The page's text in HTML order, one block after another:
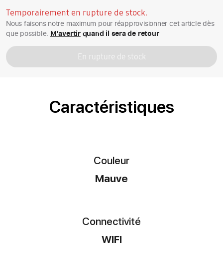
Temporairement en rupture de stock.
Nous faisons notre maximum pour réapprovisionner cet article dès
que possible. M'avertirquand il sera de retour
En rupture de stock
Caractéristiques
Couleur
Mauve
Connectivité
WIFI